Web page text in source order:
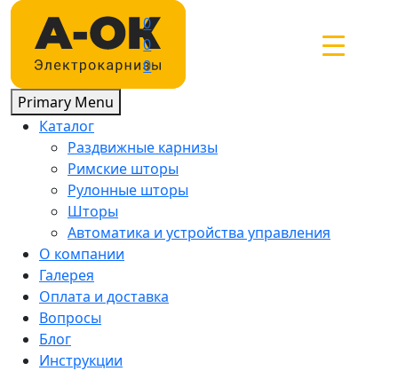
Skip
content
0
0
0
Primary Menu
Каталог
Раздвижные карнизы
Римские шторы
Рулонные шторы
Шторы
Автоматика и устройства управления
О компании
Галерея
Оплата и доставка
Вопросы
Блог
Инструкции